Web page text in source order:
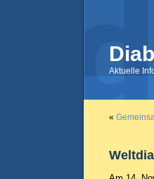
Aktuelle
«